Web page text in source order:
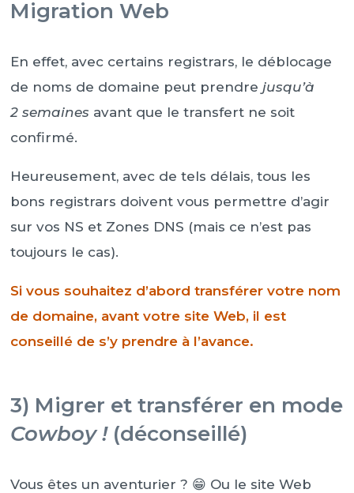
Migration Web
En effet, avec certains registrars, le déblocage
de noms de domaine peut prendre jusqu’à
2 semaines avant que le transfert ne soit
confirmé.
Heureusement, avec de tels délais, tous les
bons registrars doivent vous permettre d’agir
sur vos NS et Zones DNS (mais ce n’est pas
toujours le cas).
Si vous souhaitez d’abord transférer votre nom
de domaine, avant votre site Web, il est
conseillé de s’y prendre à l’avance.
3) Migrer et transférer en mode
Cowboy !(déconseillé)
Vous êtes un aventurier ? 😁 Ou le site Web